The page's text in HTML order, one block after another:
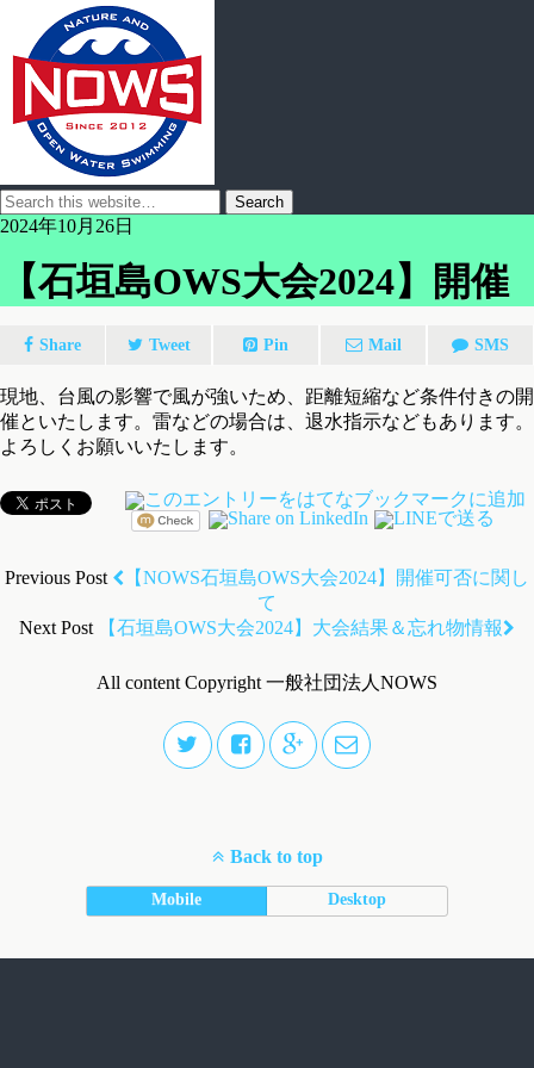
2024年10月26日
【石垣島OWS大会2024】開催
Share Tweet Pin Mail SMS
現地、台風の影響で風が強いため、距離短縮など条件付きの開
催といたします。雷などの場合は、退水指示などもあります。
よろしくお願いいたします。
Previous Post
【NOWS石垣島OWS大会2024】開催可否に関し
て
Next Post
【石垣島OWS大会2024】大会結果＆忘れ物情報
All content Copyright 一般社団法人NOWS
Back to top
Mobile Desktop